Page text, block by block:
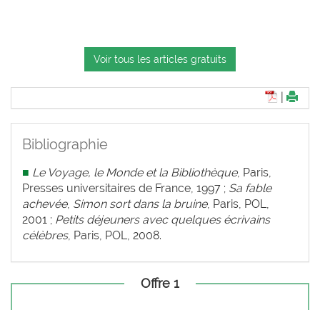
Voir tous les articles gratuits
Bibliographie
■ Le Voyage, le Monde et la Bibliothèque, Paris,
Presses universitaires de France, 1997 ; Sa fable
achevée, Simon sort dans la bruine, Paris, POL,
2001 ; Petits déjeuners avec quelques écrivains
célèbres, Paris, POL, 2008.
Offre 1